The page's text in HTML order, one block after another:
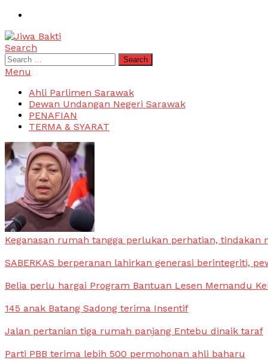
Skip
Content
Jiwa Bakti
Suara PBB Sarawak
Search
Search
for:
Menu
Ahli Parlimen Sarawak
Dewan Undangan Negeri Sarawak
PENAFIAN
TERMA & SYARAT
Keganasan rumah tangga perlukan perhatian, tindakan
SABERKAS berperanan lahirkan generasi berintegriti,
Belia perlu hargai Program Bantuan Lesen Memandu
145 anak Batang Sadong terima Insentif
Jalan pertanian tiga rumah panjang Entebu dinaik taraf
Parti PBB terima lebih 500 permohonan ahli baharu